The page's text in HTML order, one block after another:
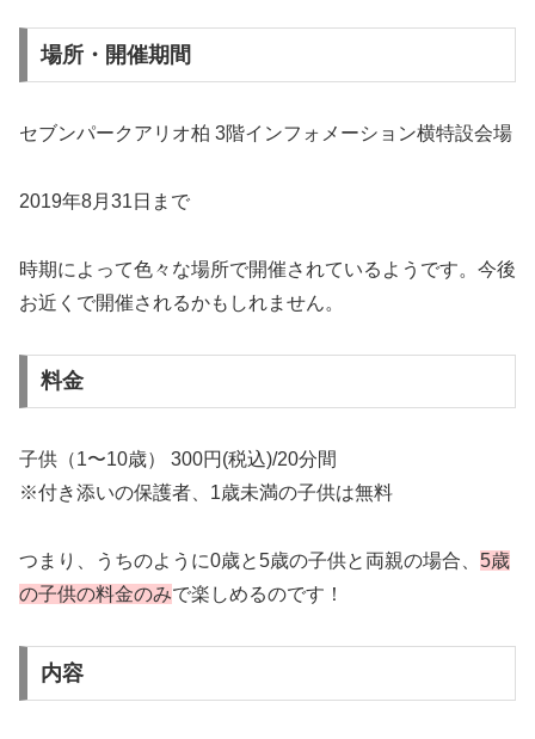
場所・開催期間
セブンパークアリオ柏 3階インフォメーション横特設会場
2019年8月31日まで
時期によって色々な場所で開催されているようです。今後
お近くで開催されるかもしれません。
料金
子供（1〜10歳） 300円(税込)/20分間
※付き添いの保護者、1歳未満の子供は無料
つまり、うちのように0歳と5歳の子供と両親の場合、 5歳
の子供の料金のみで楽しめるのです！
内容